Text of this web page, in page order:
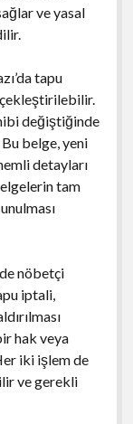
ve yasal
tapu
değiştiğinde
belge, yeni
detayları
tam
nöbetçi
iptali,
hak veya
iki işlem de
ve gerekli